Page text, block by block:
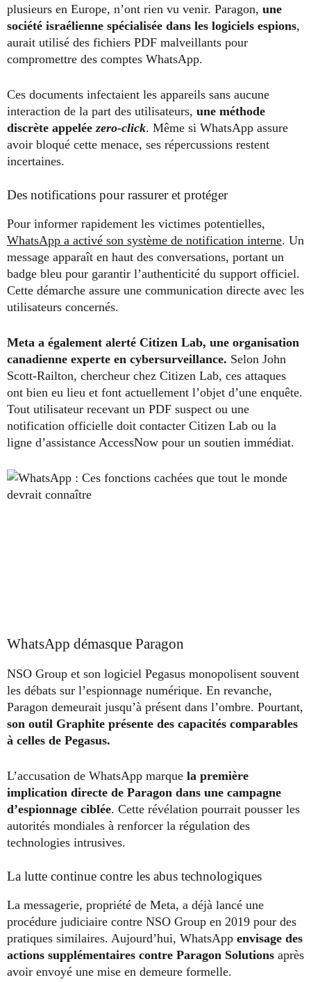
plusieurs en Europe, n’ont rien vu venir. Paragon, une
société israélienne spécialisée dans les logiciels espions,
aurait utilisé des fichiers PDF malveillants pour
compromettre des comptes WhatsApp.
Ces documents infectaient les appareils sans aucune
interaction de la part des utilisateurs, une méthode
discrète appeléezero-click. Même si WhatsApp assure
avoir bloqué cette menace, ses répercussions restent
incertaines.
Des notifications pour rassurer et protéger
Pour informer rapidement les victimes potentielles,
WhatsApp a activé son système de notification interne. Un
message apparaît en haut des conversations, portant un
badge bleu pour garantir l’authenticité du support officiel.
Cette démarche assure une communication directe avec les
utilisateurs concernés.
Meta a également alerté Citizen Lab, une organisation
canadienne experte en cybersurveillance. Selon John
Scott-Railton, chercheur chez Citizen Lab, ces attaques
ont bien eu lieu et font actuellement l’objet d’une enquête.
Tout utilisateur recevant un PDF suspect ou une
notification officielle doit contacter Citizen Lab ou la
ligne d’assistance AccessNow pour un soutien immédiat.
WhatsApp démasque Paragon
NSO Group et son logiciel Pegasus monopolisent souvent
les débats sur l’espionnage numérique. En revanche,
Paragon demeurait jusqu’à présent dans l’ombre. Pourtant,
son outil Graphite présente des capacités comparables
à celles de Pegasus.
L’accusation de WhatsApp marque la première
implication directe de Paragon dans une campagne
d’espionnage ciblée. Cette révélation pourrait pousser les
autorités mondiales à renforcer la régulation des
technologies intrusives.
La lutte continue contre les abus technologiques
La messagerie, propriété de Meta, a déjà lancé une
procédure judiciaire contre NSO Group en 2019 pour des
pratiques similaires. Aujourd’hui, WhatsApp envisage des
actions supplémentaires contre Paragon Solutions après
avoir envoyé une mise en demeure formelle.